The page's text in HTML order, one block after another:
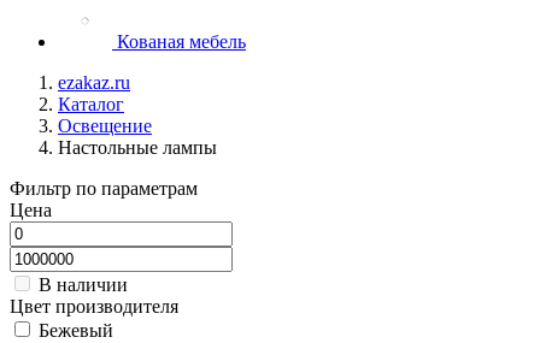
Кованая мебель
ezakaz.ru
Каталог
Освещение
Настольные лампы
Фильтр по параметрам
Цена
В наличии
Цвет производителя
Бежевый